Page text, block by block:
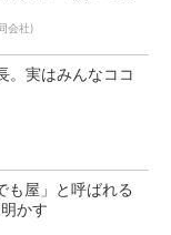
会社)
。実はみんなココ
も屋」と呼ばれる
かす